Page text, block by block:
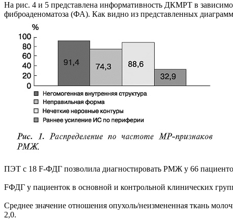
На рис. 4 и 5 представлена информативность ДКМРТ в
фиброаденоматоза (ФА). Как видно из представленных
ПЭТ с 18 F-ФДГ позволила диагностировать РМЖ у 66
FФДГ у пациенток в основной и контрольной клинических
Среднее значение отношения опухоль/неизмененная ткань
2,0.